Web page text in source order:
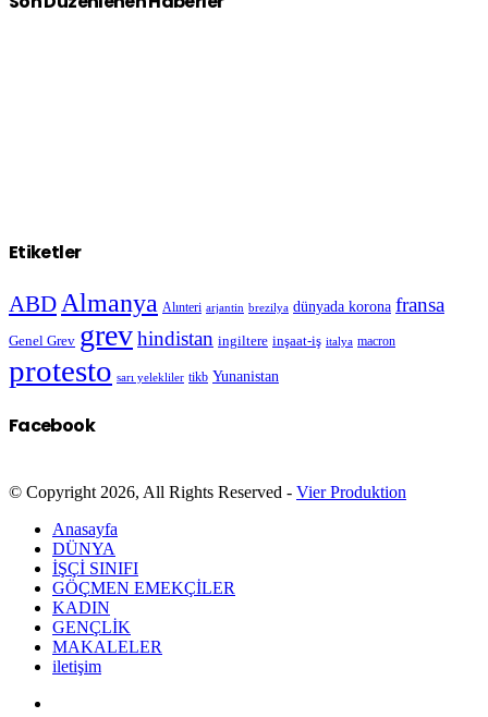
Etiketler
ABD Almanya Alınteri arjantin brezilya dünyada korona fransa
Genel Grev grevhindistan ingiltere inşaat-iş italya macron
protesto sarı yelekliler tikb Yunanistan
Facebook
© Copyright 2026, All Rights Reserved - Vier Produktion
Anasayfa
DÜNYA
İŞÇİ SINIFI
GÖÇMEN EMEKÇİLER
KADIN
GENÇLİK
MAKALELER
iletişim